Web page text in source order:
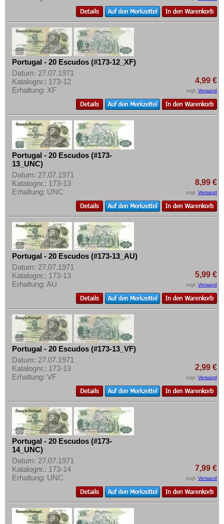
Portugal - 20 Escudos (#173-12_XF)
Datum: 27.07.1971
Katalognr.: 173-12
Erhaltung: XF
4,99 €
zzgl. Versand
Portugal - 20 Escudos (#173-
13_UNC)
Datum: 27.07.1971
Katalognr.: 173-13
Erhaltung: UNC
8,99 €
zzgl. Versand
Portugal - 20 Escudos (#173-13_AU)
Datum: 27.07.1971
Katalognr.: 173-13
Erhaltung: AU
5,99 €
zzgl. Versand
Portugal - 20 Escudos (#173-13_VF)
Datum: 27.07.1971
Katalognr.: 173-13
Erhaltung: VF
2,99 €
zzgl. Versand
Portugal - 20 Escudos (#173-
14_UNC)
Datum: 27.07.1971
Katalognr.: 173-14
Erhaltung: UNC
7,99 €
zzgl. Versand